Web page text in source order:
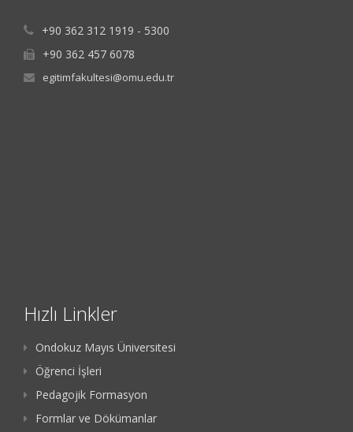
+90 362 312 1919 - 5300
+90 362 457 6078
egitimfakultesi@omu.edu.tr
Hızlı Linkler
Ondokuz Mayıs Üniversitesi
Öğrenci İşleri
Pedagojik Formasyon
Formlar ve Dökümanlar